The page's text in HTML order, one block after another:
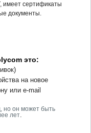
имеет сертификаты
документы.
это:
на новое
или e-mail
но он может быть
лет.